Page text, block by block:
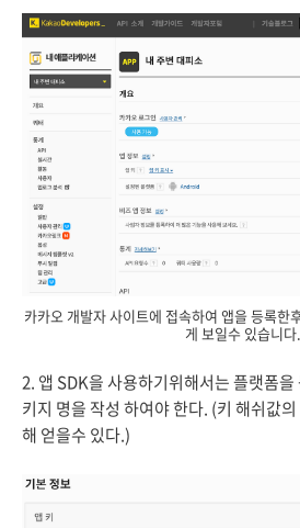
카카오 개발자 사이트에 접속하여 앱을 등록한
게 보일수 있습니
2. 앱 SDK을 사용하기위해서는 플랫폼
키지 명을 작성 하여야 한다. (키 해쉬값
해 얻을수 있다.)